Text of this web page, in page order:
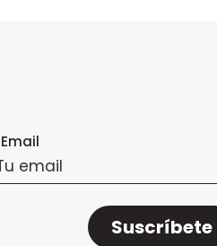
Email
Suscríbete